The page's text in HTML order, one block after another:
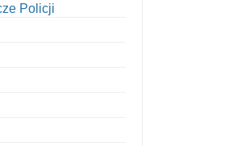
Policji